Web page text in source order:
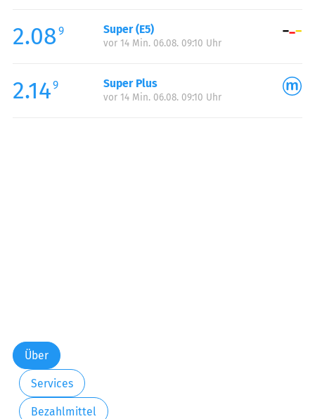
2.08 9 Super (E5)
vor 14 Min. 06.08. 09:10 Uhr
2.149 Super Plus
vor 14 Min. 06.08. 09:10 Uhr
Über
Services
Bezahlmittel